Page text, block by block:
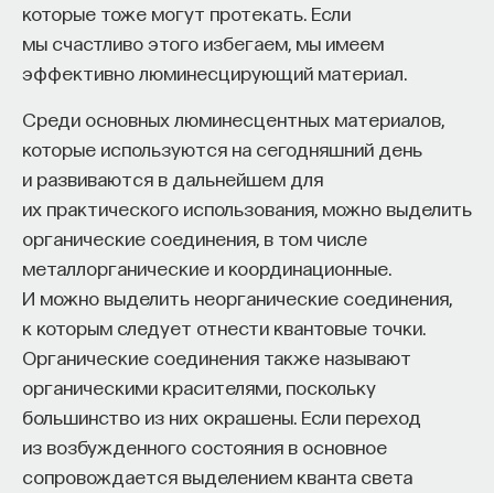
которые тоже могут протекать. Если
мы счастливо этого избегаем, мы имеем
эффективно люминесцирующий материал.
Среди основных люминесцентных материалов,
которые используются на сегодняшний день
и развиваются в дальнейшем для
их практического использования, можно выделить
органические соединения, в том числе
металлорганические и координационные.
И можно выделить неорганические соединения,
к которым следует отнести квантовые точки.
Органические соединения также называют
органическими красителями, поскольку
большинство из них окрашены. Если переход
из возбужденного состояния в основное
сопровождается выделением кванта света